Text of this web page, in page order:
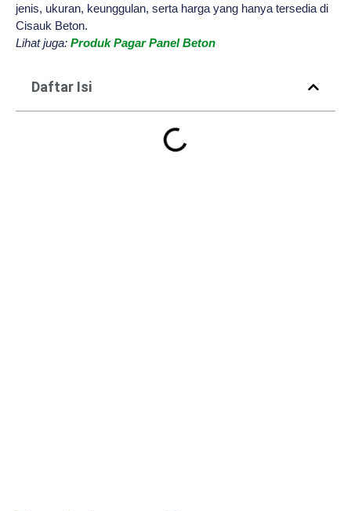
jenis, ukuran, keunggulan, serta harga yang hanya tersedia di
Cisauk Beton.
Lihat juga: Produk Pagar Panel Beton
Daftar Isi